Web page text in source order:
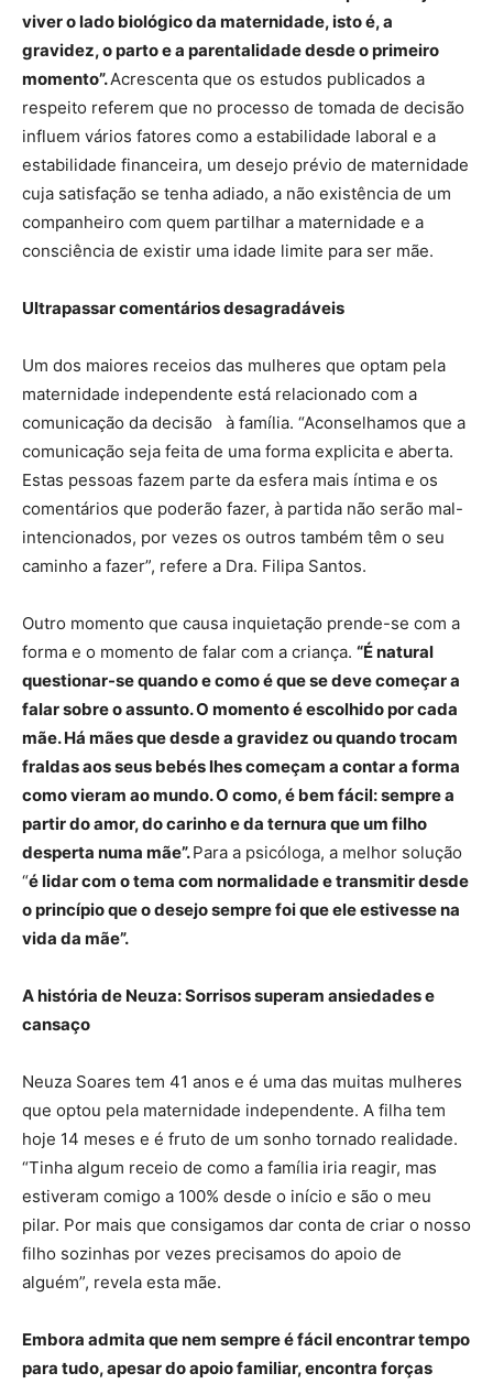
viver o lado biológico da maternidade, isto é, a
gravidez, o parto e a parentalidade desde o primeiro
momento”.Acrescenta que os estudos publicados a
respeito referem que no processo de tomada de decisão
influem vários fatores como a estabilidade laboral e a
estabilidade financeira, um desejo prévio de maternidade
cuja satisfação se tenha adiado, a não existência de um
companheiro com quem partilhar a maternidade e a
consciência de existir uma idade limite para ser mãe.
Ultrapassar comentários desagradáveis
Um dos maiores receios das mulheres que optam pela
maternidade independente está relacionado com a
comunicação da decisão à família. “Aconselhamos que a
comunicação seja feita de uma forma explicita e aberta.
Estas pessoas fazem parte da esfera mais íntima e os
comentários que poderão fazer, à partida não serão mal-
intencionados, por vezes os outros também têm o seu
caminho a fazer”, refere a Dra. Filipa Santos.
Outro momento que causa inquietação prende-se com a
forma e o momento de falar com a criança. “É natural
questionar-se quando e como é que se deve começar a
falar sobre o assunto. O momento é escolhido por cada
mãe. Há mães que desde a gravidez ou quando trocam
fraldas aos seus bebés lhes começam a contar a forma
como vieram ao mundo. O como, é bem fácil: sempre a
partir do amor, do carinho e da ternura que um filho
desperta numa mãe”.Para a psicóloga, a melhor solução
“é lidar com o tema com normalidade e transmitir desde
o princípio que o desejo sempre foi que ele estivesse na
vida da mãe”.
A história de Neuza: Sorrisos superam ansiedades e
cansaço
Neuza Soares tem 41 anos e é uma das muitas mulheres
que optou pela maternidade independente. A filha tem
hoje 14 meses e é fruto de um sonho tornado realidade.
“Tinha algum receio de como a família iria reagir, mas
estiveram comigo a 100% desde o início e são o meu
pilar. Por mais que consigamos dar conta de criar o nosso
filho sozinhas por vezes precisamos do apoio de
alguém”, revela esta mãe.
Embora admita que nem sempre é fácil encontrar tempo
para tudo, apesar do apoio familiar, encontra forças